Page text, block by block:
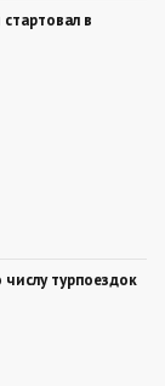
в
турпоездок